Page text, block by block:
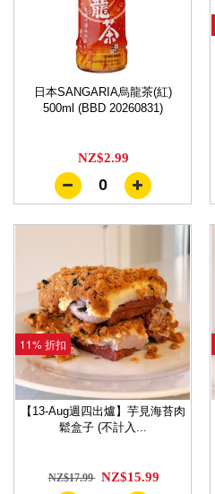
日本SANGARIA烏龍茶(紅)
500ml (BBD 20260831)
NZ$2.99
0
11% 折扣
【13-Aug週四出爐】芋見海苔肉
鬆盒子 (不計入...
NZ$17.99 NZ$15.99